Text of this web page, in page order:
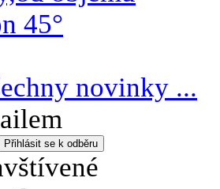
novinky ...